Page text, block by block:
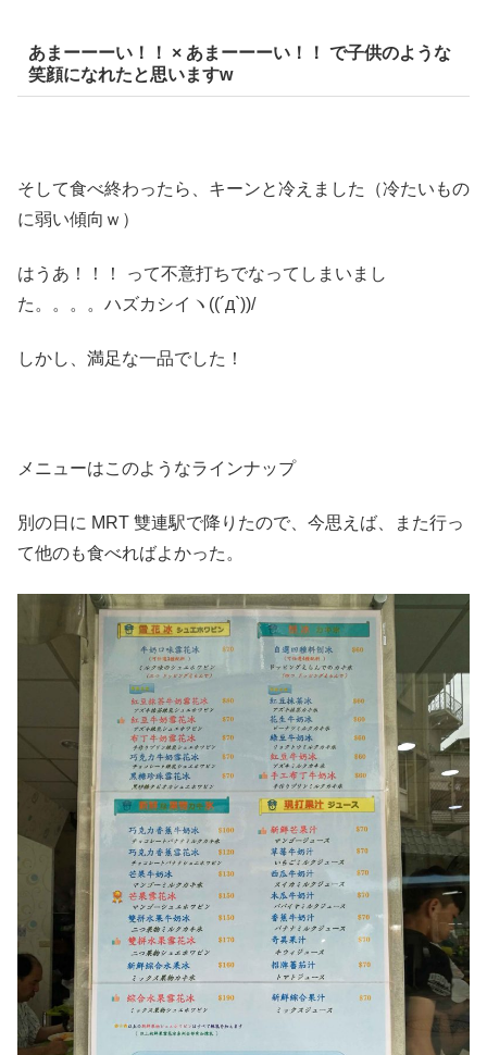
あまーーーい！！ × あまーーーい！！ で子供のような
笑顔になれたと思いますw
そして食べ終わったら、キーンと冷えました（冷たいもの
に弱い傾向ｗ）
はうあ！！！ って不意打ちでなってしまいまし
た。。。。ハズカシイヽ((´д`))/
しかし、満足な一品でした！
メニューはこのようなラインナップ
別の日に MRT 雙連駅で降りたので、今思えば、また行っ
て他のも食べればよかった。